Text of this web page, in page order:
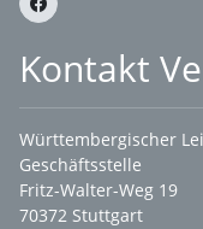
Kontakt
Württembergischer
Geschäftsstelle
Fritz-Walter-Weg 19
70372 Stuttgart